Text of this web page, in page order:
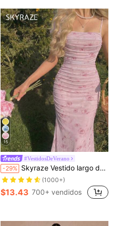
15
#VestidosDeVerano
-29% Skyraze Vestido largo de verano con estampado floral rosa, en tela de malla fruncida. Vestidos de verano, ropa de primavera
(1000+)
$13.43 700+ vendidos